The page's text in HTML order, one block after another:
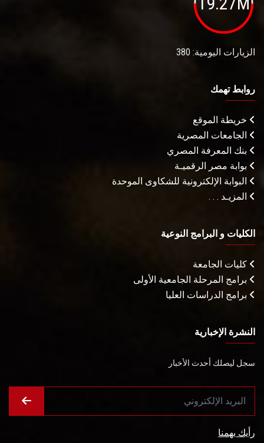
الزيارات اليومية: 380
روابط تهمك
خريطة الموقع
الجامعات المصرية
بنك المعرفة المصري
بوابة مصر الرقميـة
البوابة الإلكترونية للشكاوى الموحدة
المزيـد . . .
الكليات و البرامج النوعية
كليات الجامعة
برامج المرحلة الجامعية الأولى
برامج الدراسات العليا
النشرة الإخبارية
سجل ليصلك أحدث الأخبار
رأيك يهمنا